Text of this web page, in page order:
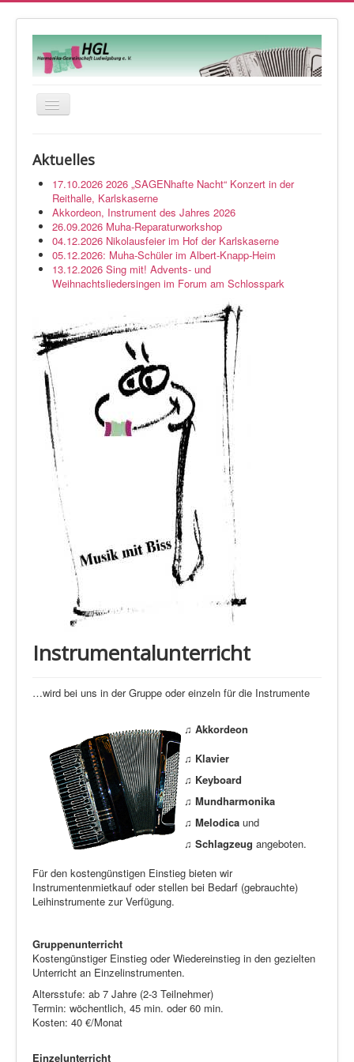
Navigation
an/aus
Veranstaltungen
Orchester
Musikwerkstatt
Über uns
Kontakt
Login
Aktuelles
17.10.2026 2026 „SAGENhafte Nacht“ Konzert in der
Reithalle, Karlskaserne
Akkordeon, Instrument des Jahres 2026
26.09.2026 Muha-Reparaturworkshop
04.12.2026 Nikolausfeier im Hof der Karlskaserne
05.12.2026: Muha-Schüler im Albert-Knapp-Heim
13.12.2026 Sing mit! Advents- und
Weihnachtsliedersingen im Forum am Schlosspark
Instrumentalunterricht
…wird bei uns in der Gruppe oder einzeln für die Instrumente
♫ Akkordeon
♫ Klavier
♫ Keyboard
♫ Mundharmonika
♫ Melodicaund
♫ Schlagzeug angeboten.
Für den kostengünstigen Einstieg bieten wir
Instrumentenmietkauf oder stellen bei Bedarf (gebrauchte)
Leihinstrumente zur Verfügung.
Gruppenunterricht
Kostengünstiger Einstieg oder Wiedereinstieg in den gezielten
Unterricht an Einzelinstrumenten.
Altersstufe: ab 7 Jahre (2-3 Teilnehmer)
Termin: wöchentlich, 45 min. oder 60 min.
Kosten: 40 €/Monat
Einzelunterricht